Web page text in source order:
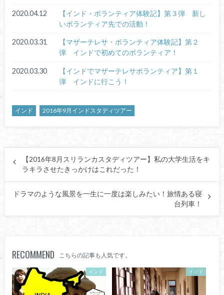
2020.04.12
【インド・ボランティア体験記】第３弾 新し
いボランティア先での活動！
2020.03.31
【マザーテレサ・ボランティア体験記】第２
弾 インドで初めてのボランティア！
2020.03.30
【インドでマザーテレサボランティア】第１
弾 インドに行こう！
インド 2016年9月インドスタディツアー
【2016年8月スリランカスタディツアー】私の大学生活をキ
ラキラさせたきっかけはこれだった！
ドラマのような風景を一生に一度は楽しみたい！旅情ある寝
台列車！
RECOMMEND こちらの記事も人気です。
インド インド